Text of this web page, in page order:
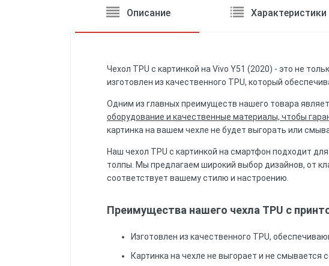
Описание Характеристики
Чехол TPU с картинкой на Vivo Y51 (2020) - это не
изготовлен из качественного TPU, который
Одним из главных преимуществ нашего товара
оборудование и качественные материалы, чтобы
картинка на вашем чехле не будет выгорать или
Наш чехол TPU с картинкой на смартфон подходит
толпы. Мы предлагаем широкий выбор дизайнов, от
соответствует вашему стилю и настроению.
Преимущества нашего чехла TPU с
Изготовлен из качественного TPU,
Картинка на чехле не выгорает и не смывается